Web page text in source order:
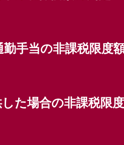
手当の非課税限度
た場合の非課税限